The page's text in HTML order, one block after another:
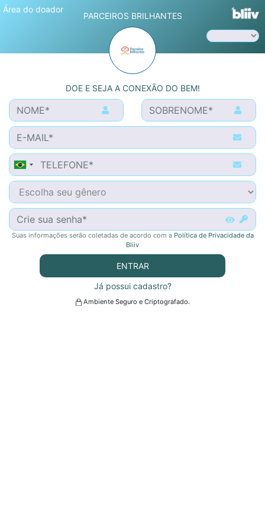
Área do doador
PARCEIROS BRILHANTES
DOE E SEJA A CONEXÃO DO BEM!
Brazil
+55
Suas informações serão coletadas de acordo com a Política de Privacidade da
Bliiv
ENTRAR
Já possui cadastro?
Ambiente Seguro e Criptografado.